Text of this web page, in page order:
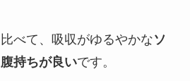
べて、吸収がゆるやかなソ
持ちが良いです。